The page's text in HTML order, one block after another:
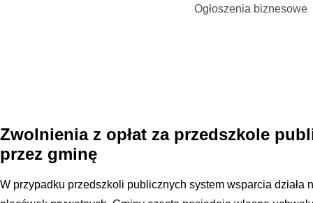
Ogłoszenia biznesowe
Zwolnienia z opłat za przedszkole
przez gminę
W przypadku przedszkoli publicznych system wsparcia działa